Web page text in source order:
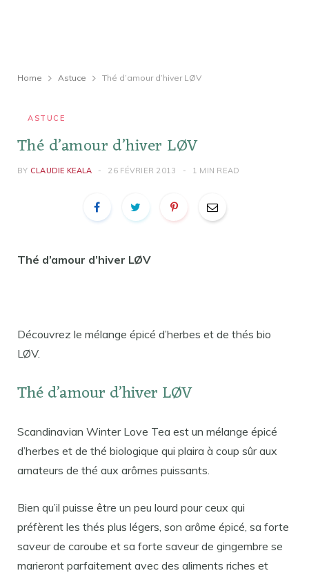
Home Astuce Thé d’amour d’hiver LØV
ASTUCE
Thé d’amour d’hiver LØV
BY CLAUDIE KEALA 26 FÉVRIER 2013 1 MIN READ
Thé d’amour d’hiver LØV
Découvrez le mélange épicé d’herbes et de thés bio
LØV.
Thé d’amour d’hiver LØV
Scandinavian Winter Love Tea est un mélange épicé
d’herbes et de thé biologique qui plaira à coup sûr aux
amateurs de thé aux arômes puissants.
Bien qu’il puisse être un peu lourd pour ceux qui
préfèrent les thés plus légers, son arôme épicé, sa forte
saveur de caroube et sa forte saveur de gingembre se
marieront parfaitement avec des aliments riches et